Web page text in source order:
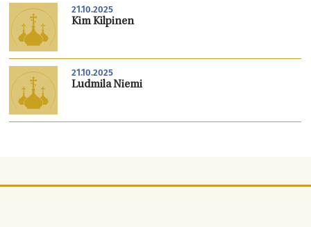
21.10.2025
Kim Kilpinen
21.10.2025
Ludmila Niemi